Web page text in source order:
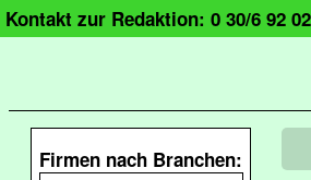
Kontakt zur Redaktion: 0 30/6 92
Firmen nach Branchen: